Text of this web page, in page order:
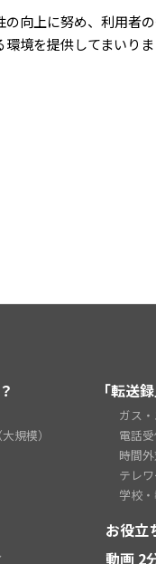
向上に努め、利用者
境を提供してまいり
規模）
「転送
ガス
電話
時間
テレ
学校
お役立
動画 2